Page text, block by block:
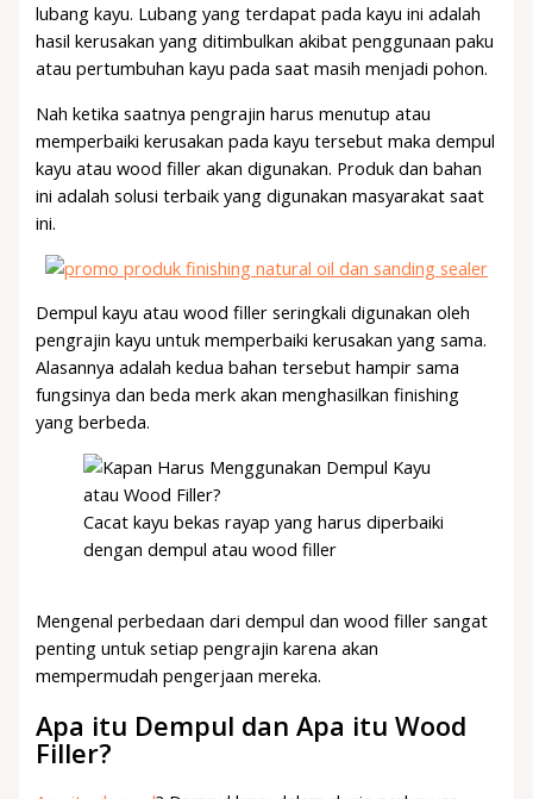
lubang kayu. Lubang yang terdapat pada kayu ini adalah
hasil kerusakan yang ditimbulkan akibat penggunaan paku
atau pertumbuhan kayu pada saat masih menjadi pohon.
Nah ketika saatnya pengrajin harus menutup atau
memperbaiki kerusakan pada kayu tersebut maka dempul
kayu atau wood filler akan digunakan. Produk dan bahan
ini adalah solusi terbaik yang digunakan masyarakat saat
ini.
Dempul kayu atau wood filler seringkali digunakan oleh
pengrajin kayu untuk memperbaiki kerusakan yang sama.
Alasannya adalah kedua bahan tersebut hampir sama
fungsinya dan beda merk akan menghasilkan finishing
yang berbeda.
Cacat kayu bekas rayap yang harus diperbaiki
dengan dempul atau wood filler
Mengenal perbedaan dari dempul dan wood filler sangat
penting untuk setiap pengrajin karena akan
mempermudah pengerjaan mereka.
Apa itu Dempul dan Apa itu Wood
Filler?